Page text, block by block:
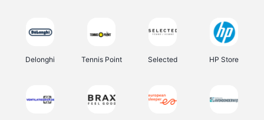
Delonghi Tennis Point Selected HP Store